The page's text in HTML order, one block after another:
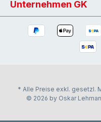
Unternehmen GK
* Alle Preise exkl. gesetzl.
© 2026 by Oskar